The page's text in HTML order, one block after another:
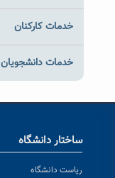
خدمات کارکنان
خدمات دانشجویان
ساختار دانشگاه
ریاست دانشگاه